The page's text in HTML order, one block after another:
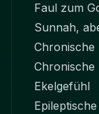
Faul zum
Sunnah,
Chronische
Ekelgefühl